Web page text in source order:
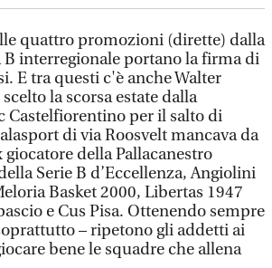
quattro promozioni (dirette) dalla
B interregionale portano la firma di
E tra questi c'è anche Walter
la scorsa estate dalla
Castelfiorentino per il salto di
di via Roosvelt mancava da
giocatore della Pallacanestro
Serie B d’Eccellenza, Angiolini
Basket 2000, Libertas 1947
e Cus Pisa. Ottenendo sempre
– ripetono gli addetti ai
bene le squadre che allena